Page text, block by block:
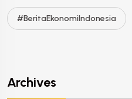
#BeritaEkonomiIndonesia
Archives